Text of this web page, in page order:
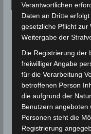
NACHBETRACHTUNGEN
Tunesien:
Uhr – Di.,
(Video)
9. Juli 2019
Gewitter ,Kasserine ,
Niederschlagsstatistik,
Verantwortlichen
Daten an Dritte
gesetzliche Pflicht
Weitergabe der
Die Registrierung der
freiwilliger Angabe
für die Verarbeitung
betroffenen Person
die aufgrund der
Benutzern angeboten
Personen steht die
Registrierung